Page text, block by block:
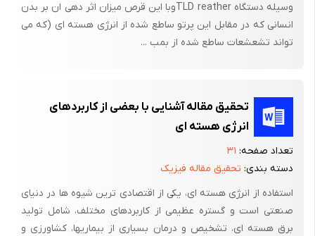
محصولات کشاورزی سالم باشند تا با بالابردن سطح کمی و کیفی
محصولات کشاورزی را توسعه ببخشند .
طور معمول عوامل مختلفی مانند شرایط آب وهوایی ، میزان بارندگی ،
وضعیت خاک کشاورزی، تجهیزات تکنو لوژی کشاورزی می‌تواند میزان
تولید وکیفیت تولید ما را تحت تاثیر خود داشته با شد .در بین این
مجموعه عوامل یکسری عواملی هستند که تولیدات ما را تهدید
می‌کنند که این مجموعه عوامل زنده ای که محصولات کشاورزی را
تهدید می‌کنند . استفاده کردن از روش هسته‌ای یا پرتو تابی وابسته
به مجموعه دانش هسته ای می‌شود تکنولوژی نسبتا جدیدی هست .
وسیله دستگاه TLD reatherوبا این قرص میزان اثر دهی ان بر بدن
انسانی که در مقابل این پرتو ساطع شده از انرژی هسته ای (که می
تواند تشعشعات ساطع شده از بمب ...
تحقیق مقاله آشنایی با بعضی از کاربردهای
انرژی هسته ای
تعداد صفحه: ۳۱
دسته بندی: تحقیق مقاله فیزیک
استفاده از انرژی هسته ای، یکی از اقتصادی ترین شیوه ها در دنیای
صنعتی است و گستره عظیمی از کاربردهای مختلف، شامل تولید
برق هسته ای، تشخیص و درمان بسیاری از بیماریها، کشاورزی و